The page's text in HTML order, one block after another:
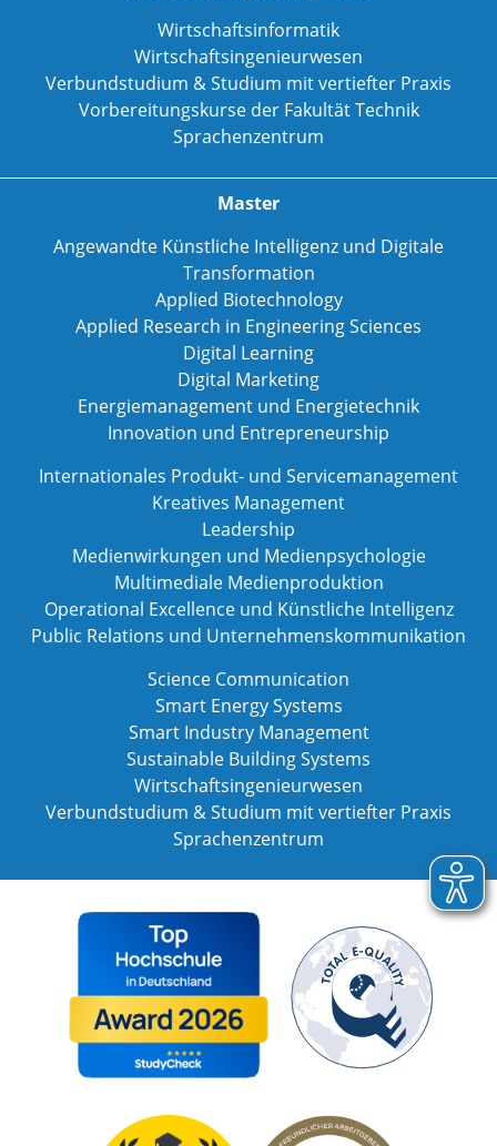
Wirtschaftsinformatik
Wirtschaftsingenieurwesen
Verbundstudium & Studium mit vertiefter Praxis
Vorbereitungskurse der Fakultät Technik
Sprachenzentrum
Master
Angewandte Künstliche Intelligenz und Digitale
Transformation
Applied Biotechnology
Applied Research in Engineering Sciences
Digital Learning
Digital Marketing
Energiemanagement und Energietechnik
Innovation und Entrepreneurship
Internationales Produkt- und Servicemanagement
Kreatives Management
Leadership
Medienwirkungen und Medienpsychologie
Multimediale Medienproduktion
Operational Excellence und Künstliche Intelligenz
Public Relations und Unternehmenskommunikation
Science Communication
Smart Energy Systems
Smart Industry Management
Sustainable Building Systems
Wirtschaftsingenieurwesen
Verbundstudium & Studium mit vertiefter Praxis
Sprachenzentrum